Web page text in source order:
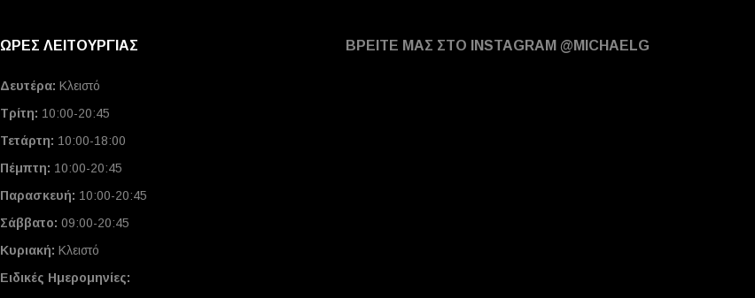
ΩΡΕΣ ΛΕΙΤΟΥΡΓΙΑΣ
Δευτέρα: Κλειστό
Τρίτη: 10:00-20:45
Τετάρτη: 10:00-18:00
Πέμπτη: 10:00-20:45
Παρασκευή: 10:00-20:45
Σάββατο: 09:00-20:45
Κυριακή: Κλειστό
Ειδικές Ημερομηνίες:
ΒΡΕΙΤΕ ΜΑΣ ΣΤΟ INSTAGRAM @MICHAELG